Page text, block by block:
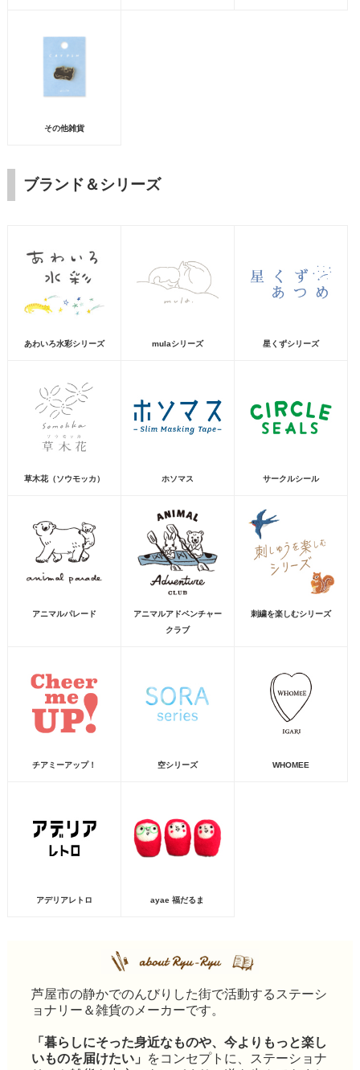
その他雑貨
ブランド＆シリーズ
あわいろ水彩シリーズ mulaシリーズ 星くずシリーズ
草木花（ソウモッカ） ホソマス サークルシール
アニマルパレード
アニマルアドベンチャー
クラブ
刺繍を楽しむシリーズ
チアミーアップ！ 空シリーズ WHOMEE
アデリアレトロ ayae 福だるま
芦屋市の静かでのんびりした街で活動するステーシ
ョナリー＆雑貨のメーカーです。
「暮らしにそった身近なものや、今よりもっと楽し
いものを届けたい」
をコンセプトに、ステーショナ